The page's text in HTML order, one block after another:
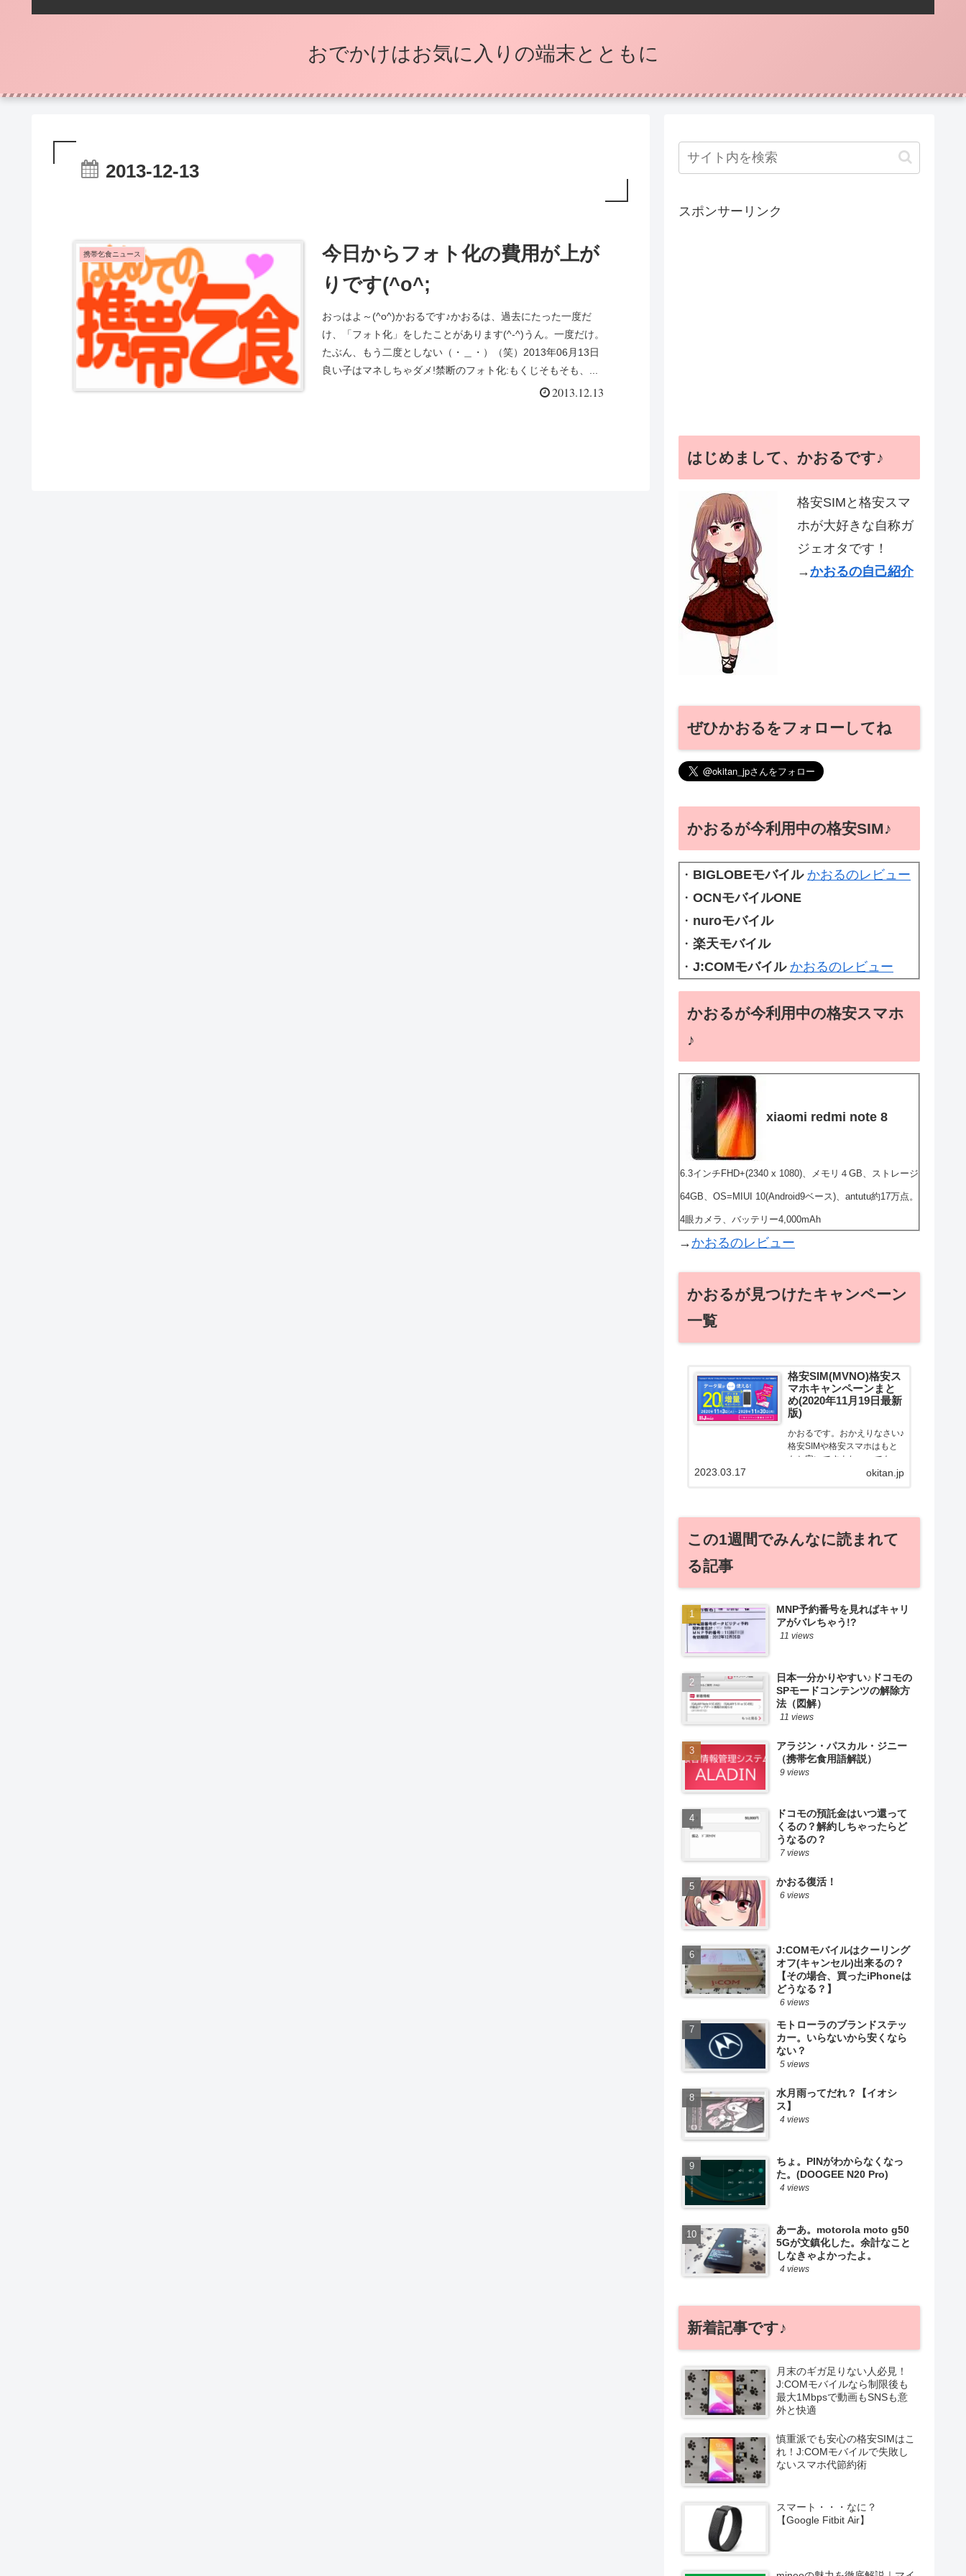
おでかけはお気に入りの端末とともに
2013-12-13
携帯乞食ニュース
今日からフォト化の費用が上が
りです(^o^;
おっはよ～(^o^)かおるです♪かおるは、過去にたった一度だ
け、「フォト化」をしたことがあります(^-^)うん。一度だけ。
たぶん、もう二度としない（・＿・）（笑）2013年06月13日
良い子はマネしちゃダメ!禁断のフォト化:もくじそもそも、...
2013.12.13
スポンサーリンク
はじめまして、かおるです♪
格安SIMと格安スマ
ホが大好きな自称ガ
ジェオタです！
→かおるの自己紹介
ぜひかおるをフォローしてね
かおるが今利用中の格安SIM♪
・ BIGLOBEモバイル かおるのレビュー
・ OCNモバイルONE
・ nuroモバイル
・ 楽天モバイル
・ J:COMモバイル かおるのレビュー
かおるが今利用中の格安スマホ
♪
xiaomi redmi note 8
6.3インチFHD+(2340 x 1080)、メモリ４GB、ストレージ
64GB、OS=MIUI 10(Android9ベース)、antutu約17万点。
4眼カメラ、バッテリー4,000mAh
→かおるのレビュー
かおるが見つけたキャンペーン
一覧
格安SIM(MVNO)格安ス
マホキャンペーンまと
め(2020年11月19日最新
版)
かおるです。おかえりなさい♪
格安SIMや格安スマホはもと
もと安いですよねー。でも！
どうせ契約するなら安くお得
かおるが調べた案件をこっ
そ...
okitan.jp
2023.03.17
この1週間でみんなに読まれて
る記事
MNP予約番号を見ればキャリ
アがバレちゃう!?
11 views
日本一分かりやすい♪ドコモの
SPモードコンテンツの解除方
法（図解）
11 views
アラジン・パスカル・ジニー
（携帯乞食用語解説）
9 views
ドコモの預託金はいつ還って
くるの？解約しちゃったらど
うなるの？
7 views
かおる復活！
6 views
J:COMモバイルはクーリング
オフ(キャンセル)出来るの？
【その場合、買ったiPhoneは
どうなる？】
6 views
モトローラのブランドステッ
カー。いらないから安くなら
ない？
5 views
水月雨ってだれ？【イオシ
ス】
4 views
ちょ。PINがわからなくなっ
た。(DOOGEE N20 Pro)
4 views
あーあ。motorola moto g50
5Gが文鎮化した。余計なこと
しなきゃよかったよ。
4 views
新着記事です♪
月末のギガ足りない人必見！
J:COMモバイルなら制限後も
最大1Mbpsで動画もSNSも意
外と快適
慎重派でも安心の格安SIMはこ
れ！J:COMモバイルで失敗し
ないスマホ代節約術
スマート・・・なに？
【Google Fitbit Air】